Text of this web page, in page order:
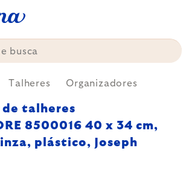
Talheres Organizadores
talheres
8500016 40 x 34 cm,
plástico, Joseph